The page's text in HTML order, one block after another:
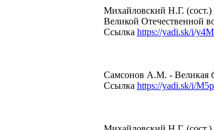
Михайловский Н.Г. (сост.)
Великой Отечественной
Ссылка https://yadi.sk/i/
Самсонов А.М. - Великая
Ссылка https://yadi.sk/i/